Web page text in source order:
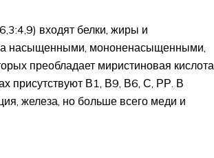
входят белки, жиры и
насыщенными, мононенасыщенными,
преобладает миристиновая кислота.
присутствуют В1, В9, В6, С, РР. В
железа, но больше всего меди и